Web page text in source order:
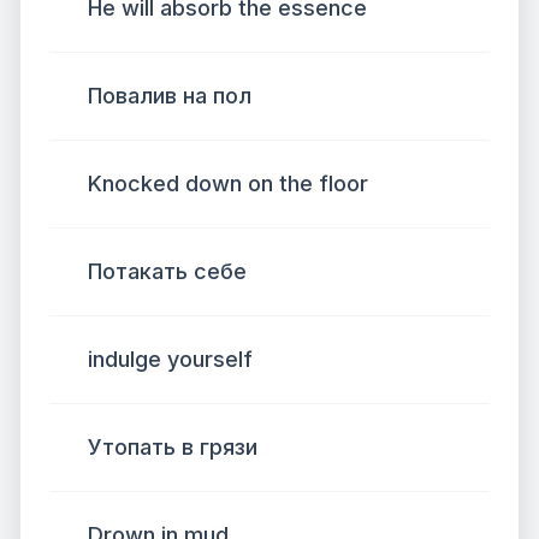
He will absorb the essence
Повалив на пол
Knocked down on the floor
Потакать себе
indulge yourself
Утопать в грязи